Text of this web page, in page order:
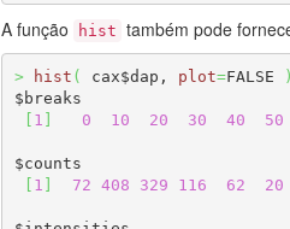
A função hist também pode
> hist ( cax$dap, plot=FALSE
)
$breaks
[ 1 ] 0 10 20 30 40 50
$counts
[ 1 ] 72 408 329 116 62 20